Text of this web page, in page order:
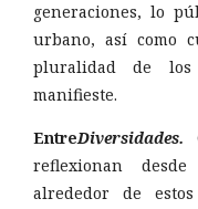
generaciones, lo
urbano, así como
pluralidad de
manifieste.
EntreDiversidades.
reflexionan
alrededor de